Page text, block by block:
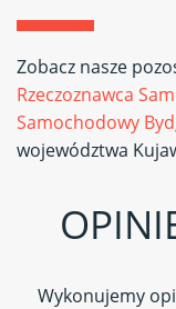
Zobacz nasze
Rzeczoznawca
Samochodowy
województwa
Wykonujemy